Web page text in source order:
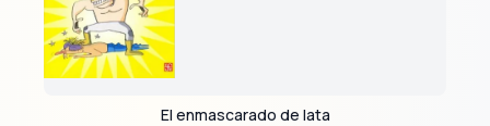
El enmascarado de lata